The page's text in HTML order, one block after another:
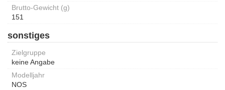
Brutto-Gewicht (g)
151
sonstiges
Zielgruppe
keine Angabe
Modelljahr
NOS